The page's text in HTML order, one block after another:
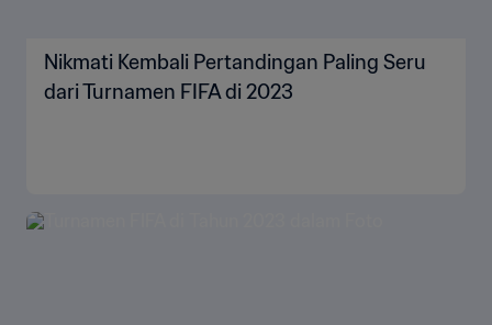
Nikmati Kembali Pertandingan Paling Seru
dari Turnamen FIFA di 2023